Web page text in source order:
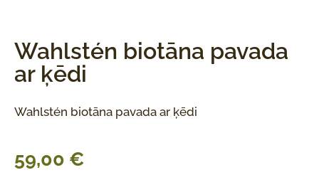
Wahlstén biotāna pavada
ar ķēdi
Wahlstén biotāna pavada ar ķēdi
59,00 €